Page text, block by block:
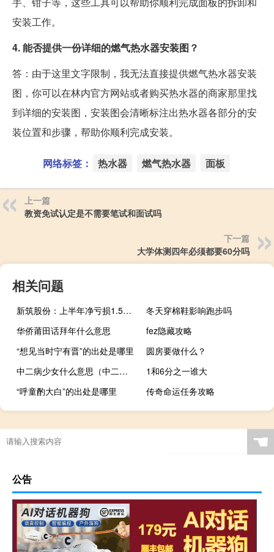
安装工作。
4. 能否提供一份详细的燃气热水器安装图？
答：由于这里文字限制，我无法直接提供燃气热水器安装
图，你可以在林内官方网站或者购买热水器的商家那里找
到详细的安装图，安装图会清晰标注出热水器各部分的安
装位置和步骤，帮助你顺利完成安装。
网络标签： 热水器 燃气热水器 面板
上一篇
教资免试认定是不需要笔试和面试吗
下一篇
大学体测四年必须都要60分吗
相关问题
新筑股份：上半年净亏损1.51亿元同比亏损扩大
冬天穿棉鞋影响跑步吗
华侨莆田话拜年什么意思
fez隐藏攻略
“想见当时宁有晋”的出处是哪里
圆房要做什么？
中二病少女什么意思（中二病少女要拯救世界简介）
1和6分之一谁大
“呼童酌大白”的出处是哪里
传奇命运任务攻略
☚
公告